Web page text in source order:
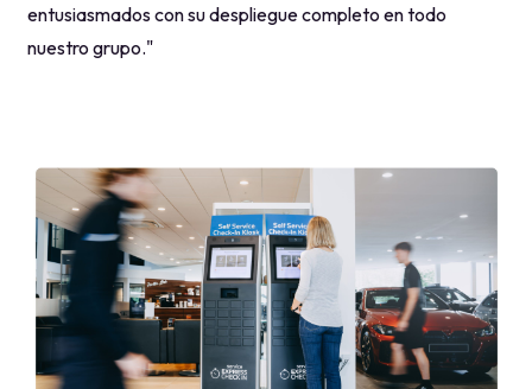
entusiasmados con su despliegue completo en todo
nuestro grupo."